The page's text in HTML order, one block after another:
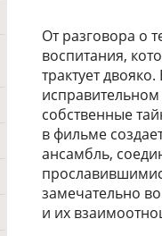
От разговора о
воспитания,
трактует
собственные
в фильме
ансамбль,
замечательно
и их